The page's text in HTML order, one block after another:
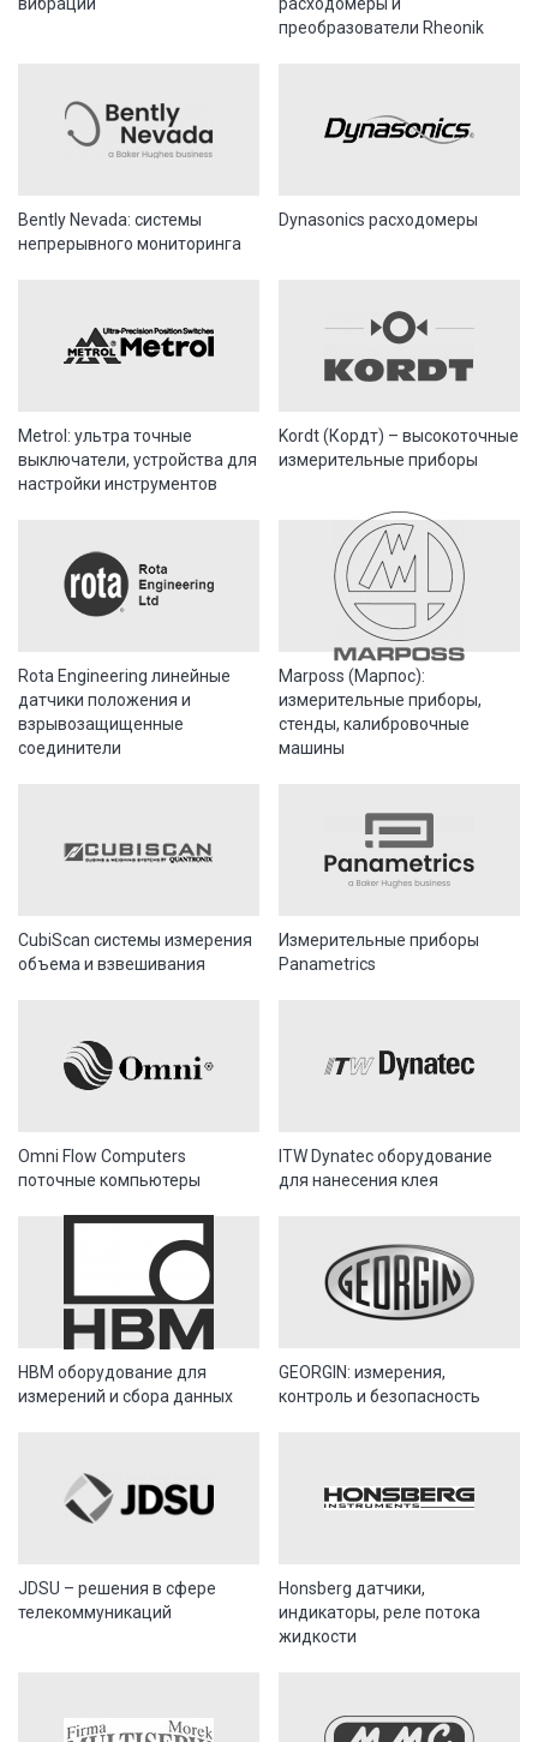
преобразователи Rheonik
Bently Nevada: системы
непрерывного мониторинга
Dynasonics расходомеры
Metrol: ультра точные
выключатели, устройства для
настройки инструментов
Kordt (Кордт) – высокоточные
измерительные приборы
Rota Engineering линейные
датчики положения и
взрывозащищенные
соединители
Marposs (Марпос):
измерительные приборы,
стенды, калибровочные
машины
CubiScan системы измерения
объема и взвешивания
Измерительные приборы
Panametrics
Omni Flow Computers
поточные компьютеры
ITW Dynatec оборудование
для нанесения клея
HBM оборудование для
измерений и сбора данных
GEORGIN: измерения,
контроль и безопасность
JDSU – решения в сфере
телекоммуникаций
Honsberg датчики,
индикаторы, реле потока
жидкости